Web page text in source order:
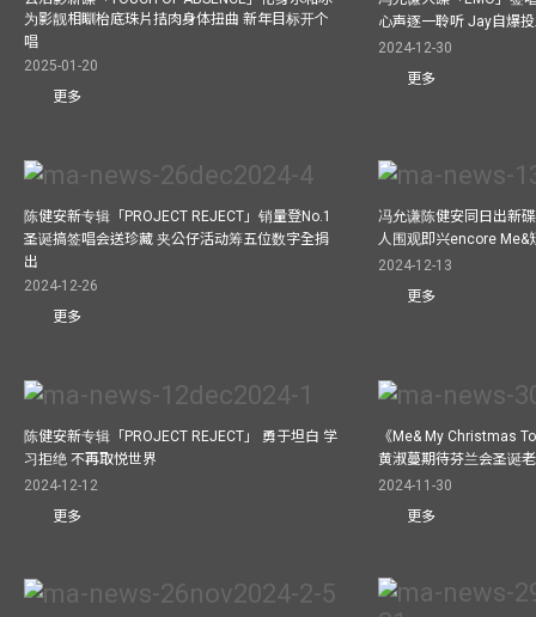
为影靓相瞓枱底珠片拮肉身体扭曲 新年目标开个
唱
2025-01-20
更多
心声逐一聆听 Jay自爆
2024-12-30
更多
陈健安新专辑「PROJECT REJECT」销量登No.1
圣诞搞签唱会送珍藏 夹公仔活动筹五位数字全捐
出
2024-12-26
更多
冯允谦陈健安同日出新
人围观即兴encore Me&
2024-12-13
更多
陈健安新专辑「PROJECT REJECT」 勇于坦白 学
习拒绝 不再取悦世界
2024-12-12
更多
《Me& My Christmas
黄淑蔓期待芬兰会圣诞
2024-11-30
更多